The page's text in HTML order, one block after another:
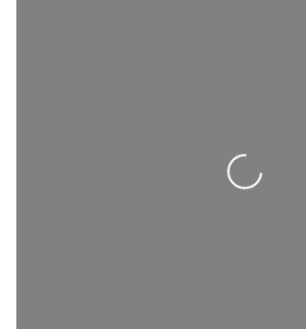
Loading...